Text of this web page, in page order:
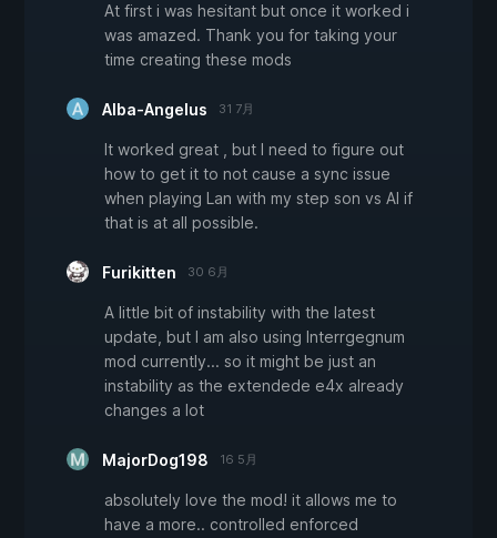
At first i was hesitant but once it worked i
was amazed. Thank you for taking your
time creating these mods
Alba-Angelus 31 7月
It worked great , but I need to figure out
how to get it to not cause a sync issue
when playing Lan with my step son vs AI if
that is at all possible.
Furikitten 30 6月
A little bit of instability with the latest
update, but I am also using Interrgegnum
mod currently... so it might be just an
instability as the extendede e4x already
changes a lot
MajorDog198 16 5月
absolutely love the mod! it allows me to
have a more.. controlled enforced